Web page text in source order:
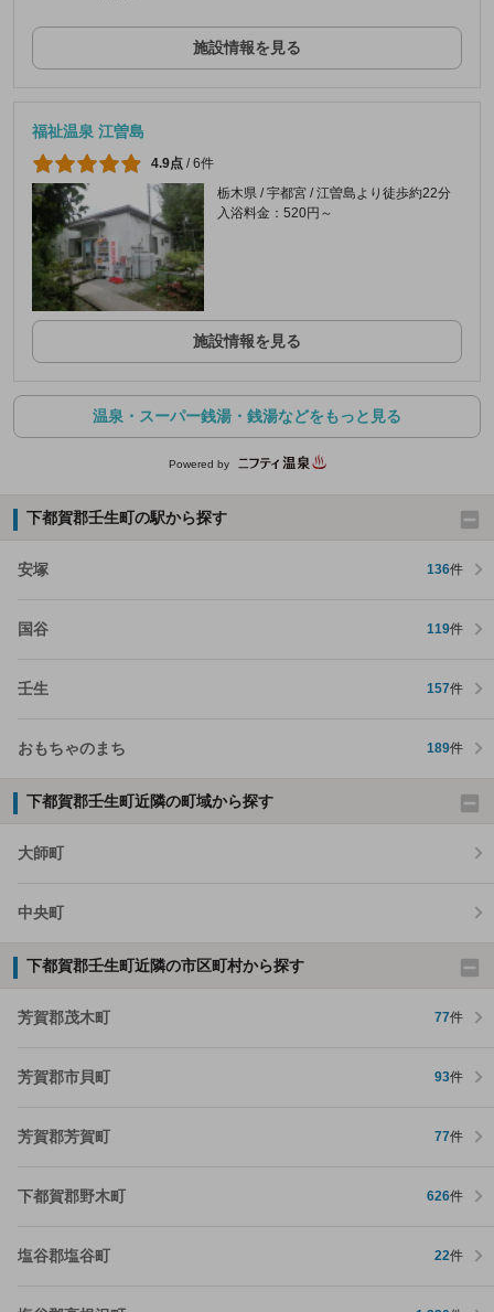
施設情報を見る
福祉温泉 江曽島
4.9点 /6件
栃木県 / 宇都宮 / 江曽島より徒歩約22分
入浴料金：520円～
施設情報を見る
温泉・スーパー銭湯・銭湯などをもっと見る
Powered by
下都賀郡壬生町の駅から探す
安塚 136件
国谷 119件
壬生 157件
おもちゃのまち 189件
下都賀郡壬生町近隣の町域から探す
大師町
中央町
下都賀郡壬生町近隣の市区町村から探す
芳賀郡茂木町 77件
芳賀郡市貝町 93件
芳賀郡芳賀町 77件
下都賀郡野木町 626件
塩谷郡塩谷町 22件